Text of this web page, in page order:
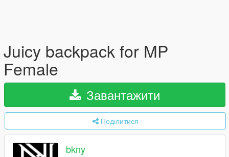
Juicy backpack for MP
Female
Завантажити
Поділитися
bkny